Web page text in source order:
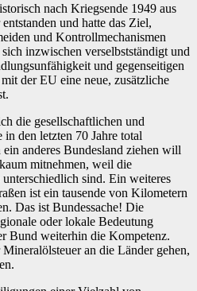
nach Kriegsende 1949 aus
und hatte das Ziel,
und Kontrollmechanismen
inzwischen verselbstständigt und
und gegenseitigen
der EU eine neue, zusätzliche
die gesellschaftlichen und
den letzten 70 Jahre total
anderes Bundesland ziehen will
mitnehmen, weil die
sind. Ein weiteres
ist ein tausende von Kilometern
Das ist Bundessache! Die
oder lokale Bedeutung
Bund weiterhin die Kompetenz.
an die Länder gehen,